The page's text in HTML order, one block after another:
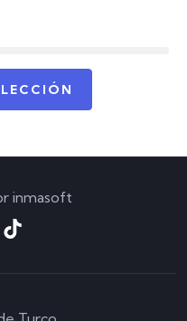
inmasoft